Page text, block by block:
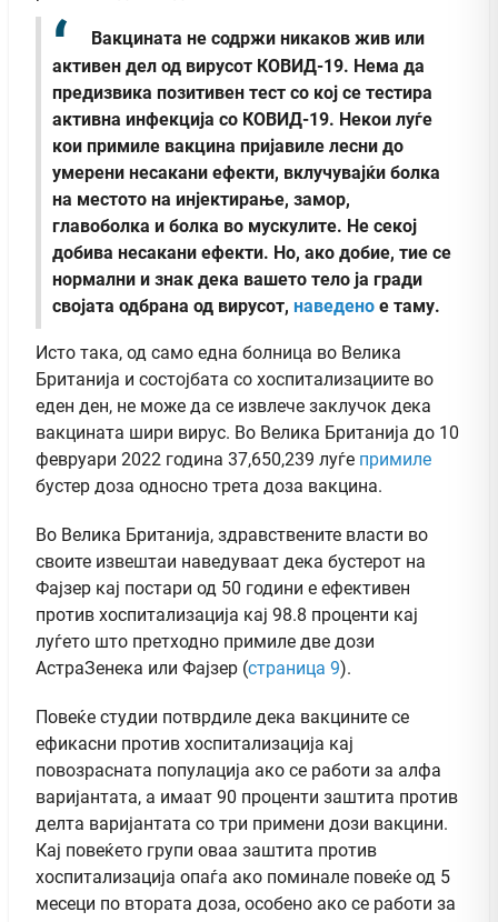
Вакцината не содржи никаков жив или
активен дел од вирусот КОВИД-19. Нема да
предизвика позитивен тест со кој се тестира
активна инфекција со КОВИД-19. Некои луѓе
кои примиле вакцина пријавиле лесни до
умерени несакани ефекти, вклучувајќи болка
на местото на инјектирање, замор,
главоболка и болка во мускулите. Не секој
добива несакани ефекти. Но, ако добие, тие се
нормални и знак дека вашето тело ја гради
својата одбрана од вирусот, наведено е таму.
Исто така, од само една болница во Велика
Британија и состојбата со хоспитализациите во
еден ден, не може да се извлече заклучок дека
вакцината шири вирус. Во Велика Британија до 10
февруари 2022 година 37,650,239 луѓе примиле
бустер доза односно трета доза вакцина.
Во Велика Британија, здравствените власти во
своите извештаи наведуваат дека бустерот на
Фајзер кај постари од 50 години е ефективен
против хоспитализација кај 98.8 проценти кај
луѓето што претходно примиле две дози
АстраЗенека или Фајзер (страница 9).
Повеќе студии потврдиле дека вакцините се
ефикасни против хоспитализација кај
повозрасната популација ако се работи за алфа
варијантата, а имаат 90 проценти заштита против
делта варијантата со три примени дози вакцини.
Кај повеќето групи оваа заштита против
хоспитализација опаѓа ако поминале повеќе од 5
месеци по втората доза, особено ако се работи за